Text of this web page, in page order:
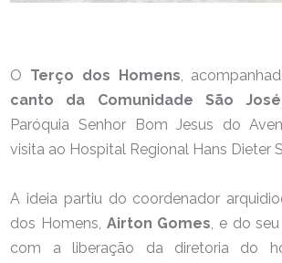
O Terço dos Homens,
canto da Comunidade São José
Paróquia Senhor Bom Jesus do
visita ao Hospital Regional Hans Dieter
A ideia partiu do coordenador
dos Homens, Airton Gomes, e do
com a liberação da diretoria do